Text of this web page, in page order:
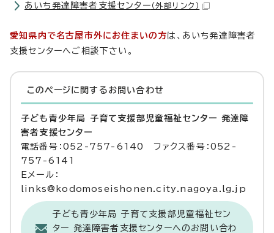
あいち発達障害者支援センター （外部リンク）
愛知県内で名古屋市外にお住まいの方は、あいち発達障害者
支援センターへご相談下さい。
このページに関する お問い合わせ
子ども青少年局 子育て支援部児童福祉センター 発達障
害者支援センター
電話番号：052-757-6140 ファクス番号：052-
757-6141
Eメール：
links@kodomoseishonen.city.nagoya.lg.jp
子ども青少年局 子育て支援部児童福祉セン
ター 発達障害者支援センターへのお問い合わ